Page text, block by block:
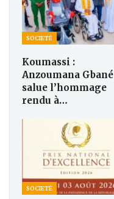
SOCIETÉ
Koumassi :
Anzoumana Gbané
salue l’hommage
rendu à…
SOCIETÉ